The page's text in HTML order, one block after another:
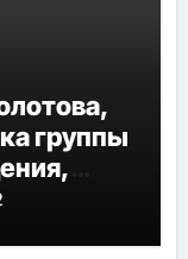
группы